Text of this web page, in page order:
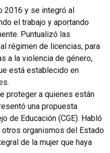
2016 y se integró al
el trabajo y aportando
Puntualizó las
régimen de licencias, para
a la violencia de género,
está establecido en
proteger a quienes están
una propuesta
de Educación (CGE). Habló
organismos del Estado
de la mujer que haya